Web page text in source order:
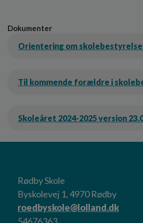
Dokumenter
Orientering om
Til kommende forældre i
Skoleåret 2024-2025 version
Rødby Skole
Byskolevej 1, 4970 Rødby
roedbyskole@lolland.dk